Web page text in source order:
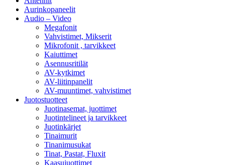
Aurinkopaneelit
Audio – Video
Megafonit
Vahvistimet, Mikserit
Mikrofonit , tarvikkeet
Kaiuttimet
Asennusritilät
AV-kytkimet
AV-liitinpanelit
AV-muuntimet, vahvistimet
Juotostuotteet
Juotinasemat, juottimet
Juotintelineet ja tarvikkeet
Juotinkärjet
Tinaimurit
Tinanimusukat
Tinat, Pastat, Fluxit
Kaasujuottimet